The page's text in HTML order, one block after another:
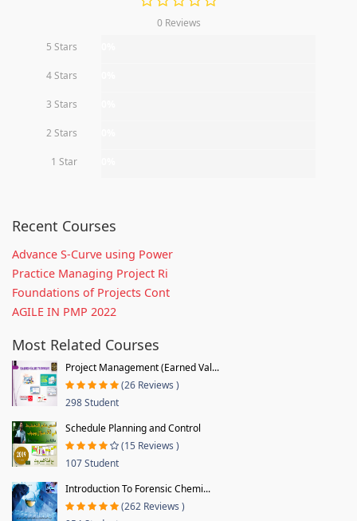
0 Reviews
5 Stars
4 Stars
3 Stars
2 Stars
1 Star
Recent Courses
Advance S-Curve using Power
Practice Managing Project Ri
Foundations of Projects Cont
AGILE IN PMP 2022
Most Related Courses
Project Management (Earned Val...
(26 Reviews )
298 Student
Schedule Planning and Control
(15 Reviews )
107 Student
Introduction To Forensic Chemi...
(262 Reviews )